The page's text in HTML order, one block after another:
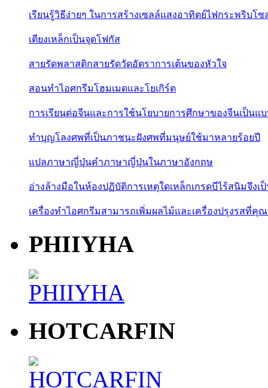
เรียนรู้วิธีง่ายๆ ในการสร้างเซลล์แสงอาทิตย์ไฟกระพริบโซ
เตียงเหล็กเป็นจุดโฟกัส
สายรัดพลาสติกสายรัดวัดอัตราการเต้นของหัวใจ
สอนทำไอศกรีมโฮมเมดและโยเกิร์ต
การเรียนต่อจีนและการใช้นโยบายการศึกษาของจีนเป็นแ
ทำบุญโลงศพที่เป็นภาชนะฝังศพที่มนุษย์ใช้มาหลายร้อยปี
แปลภาษาญี่ปุ่นคำภาษาญี่ปุ่นในภาษาอังกฤษ
อ่างล้างมือในห้องปฏิบัติการเหตุใดเหล็กเกรดบีไร้สนิมจึงเ
เครื่องทำไอศกรีมสามารถเพิ่มผลไม้และเครื่องปรุงรสที่คุณ
PHIIYHA
HOTCARFIN